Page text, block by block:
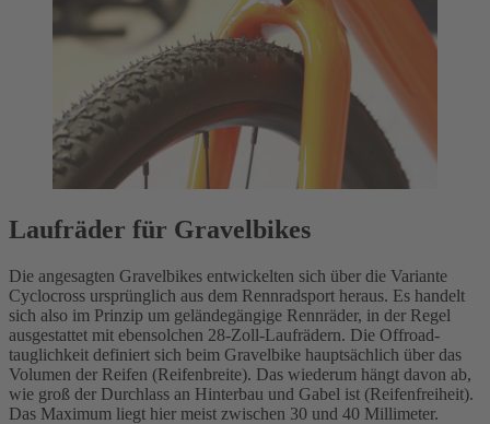
Laufräder für Gravelbikes
Die angesagten Gravelbikes entwickelten sich über die Variante
Cyclocross ursprünglich aus dem Rennradsport heraus. Es handelt
sich also im Prinzip um geländegängige Rennräder, in der Regel
ausgestattet mit ebensolchen 28-Zoll-Laufrädern. Die Offroad-
tauglichkeit definiert sich beim Gravelbike hauptsächlich über das
Volumen der Reifen (Reifenbreite). Das wiederum hängt davon ab,
wie groß der Durchlass an Hinterbau und Gabel ist (Reifenfreiheit).
Das Maximum liegt hier meist zwischen 30 und 40 Millimeter.